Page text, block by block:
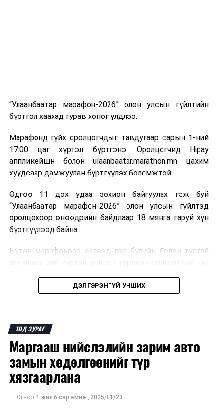
“Улаанбаатар марафон-2026” олон улсын гүйлтийн
бүртгэл хаахад гурав хоног үлдлээ.
Марафонд гүйх оролцогчдыг тавдугаар сарын 1-ний
17:00 цаг хүртэл бүртгэнэ. Оролцогчид Hipay
аппликейшн болон ulaanbaatar.marathon.mn цахим
хуудсаар дамжуулан бүртгүүлэх боломжтой.
Өдгөө 11 дэх удаа зохион байгуулах гэж буй
“Улаанбаатар марафон-2026” олон улсын гүйлтэд
оролцохоор өнөөдрийн байдлаар 18 мянга гаруй хүн
бүртгүүлээд байна.
Бүтэн марафоноос эхлээд гэр бүлийн болон тусгай
Иймд оролцогчид өөрийн насны ангилал, бэлтгэлийн
түвшинд тохирсон зайгаа сонгон, тавдугаар сарын 1-
ДЭЛГЭРЭНГҮЙ УНШИХ
ТОД ЗУРАГ
Маргааш нийслэлийн зарим авто
замын хөдөлгөөнийг түр
хязгаарлана
Огноо: 1 жил 6 сар.өмнө 2025/01/23